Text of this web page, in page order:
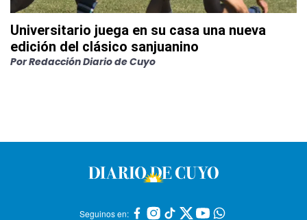
Universitario juega en su casa una nueva
edición del clásico sanjuanino
PorRedacción Diario de Cuyo
Seguinos en: